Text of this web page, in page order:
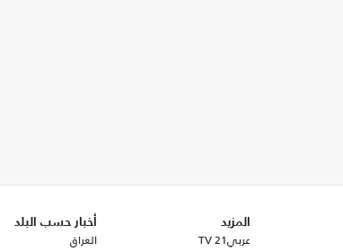
المزيد
عربي21 TV
أخبار حسب البلد
العراق